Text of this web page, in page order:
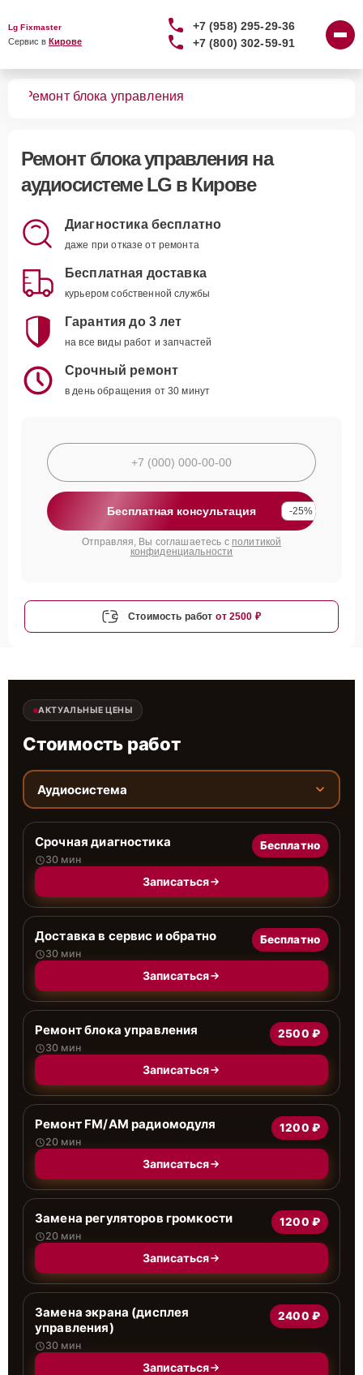
Lg Fixmaster
Сервис в Кирове
+7 (958) 295-29-36
+7 (800) 302-59-91
Ремонт блока управления
Ремонт блока управленияна
аудиосистеме LG в Кирове
Диагностика бесплатно
даже при отказе от ремонта
Бесплатная доставка
курьером собственной службы
Гарантия до 3 лет
на все виды работ и запчастей
Срочный ремонт
в день обращения от 30 минут
Бесплатная консультация -25%
Отправляя, Вы соглашаетесь с политикой
конфиденциальности
Стоимость работ от 2500 ₽
АКТУАЛЬНЫЕ ЦЕНЫ
Стоимость работ
Аудиосистема
Срочная диагностика
30 мин
Бесплатно
Записаться
Доставка в сервис и обратно
30 мин
Бесплатно
Записаться
Ремонт блока управления
30 мин
2500 ₽
Записаться
Ремонт FM/AM радиомодуля
20 мин
1200 ₽
Записаться
Замена регуляторов громкости
20 мин
1200 ₽
Записаться
Замена экрана (дисплея
управления)
30 мин
2400 ₽
Записаться